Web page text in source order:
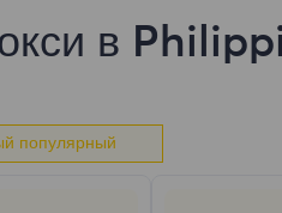
в
популярный